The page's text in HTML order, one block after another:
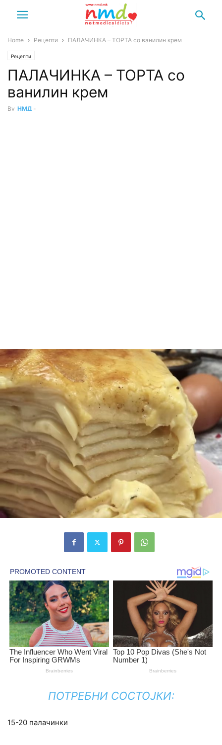
Home Рецепти ПАЛАЧИНКА – ТОРТА со ванилин крем
Рецепти
ПАЛАЧИНКА – ТОРТА со
ванилин крем
By НМД -
ПОТРЕБНИ СОСТОЈКИ:
15-20 палачинки